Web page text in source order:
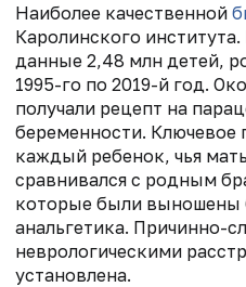
Наиболее качественной
Каролинского
данные 2,48 млн детей,
1995-го по 2019-й год.
получали рецепт на
беременности.
каждый ребенок, чья
сравнивался с родным
которые были выношены
анальгетика. Причинно-
неврологическими
установлена.